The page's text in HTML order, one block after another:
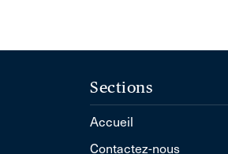
Sections
Accueil
Contactez-nous